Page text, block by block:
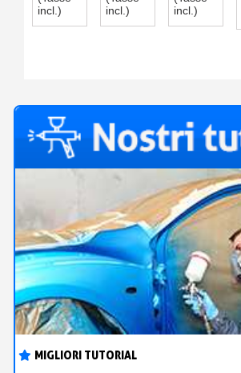
MIGLIORI TUTORIAL
FILM
incl.)
PER
AEROGRAFO
incl.)
GHOST –
9 COLORI
incl.)